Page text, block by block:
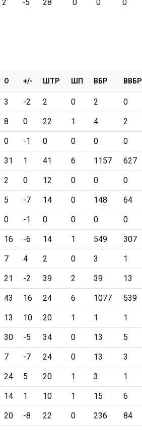
2 -5 28 0 0 0
О +/- ШТР ШП ВБР ВВБР
3 -2 2 0 2 0
8 0 22 1 4 2
0 -1 0 0 0 0
31 1 41 6 1157 627
2 0 12 0 0 0
5 -7 14 0 148 64
0 -1 0 0 0 0
16 -6 14 1 549 307
7 4 2 0 3 1
21 -2 39 2 39 13
43 16 24 6 1077 539
13 10 20 1 1 1
30 -5 34 0 13 5
7 -7 24 0 13 3
24 5 20 1 3 1
14 1 10 1 15 6
20 -8 22 0 236 84